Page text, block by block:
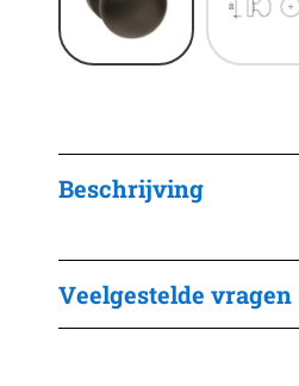
Beschrijving
Veelgestelde vragen